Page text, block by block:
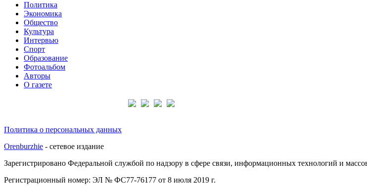
Политика
Экономика
Общество
Культура
Интервью
Спорт
Образование
Фотоальбом
Авторы
О газете
Политика о персональных данных
Orenburzhie - сетевое издание
Зарегистрировано Федеральной службой по надзору в сфере связи, информационных технологий и
Регистрационный номер: ЭЛ № ФС77-76177 от 8 июля 2019 г.